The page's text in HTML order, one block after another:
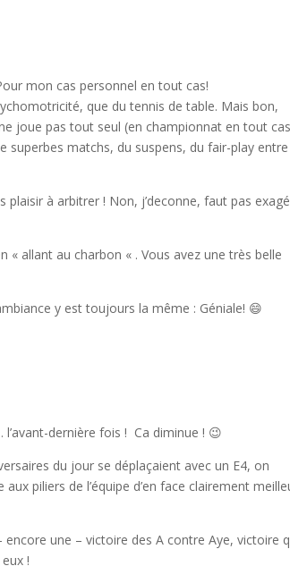
mon cas personnel en tout cas!
que du tennis de table. Mais bon,
joue pas tout seul (en championnat en tout
superbes matchs, du suspens, du fair-play entre
plaisir à arbitrer ! Non, j’deconne, faut pas
« allant au charbon « . Vous avez une très belle
y est toujours la même : Géniale! 😄
dernière fois ! Ca diminue ! 😉
du jour se déplaçaient avec un E4, on
piliers de l’équipe d’en face clairement
une – victoire des A contre Aye, victoire
!